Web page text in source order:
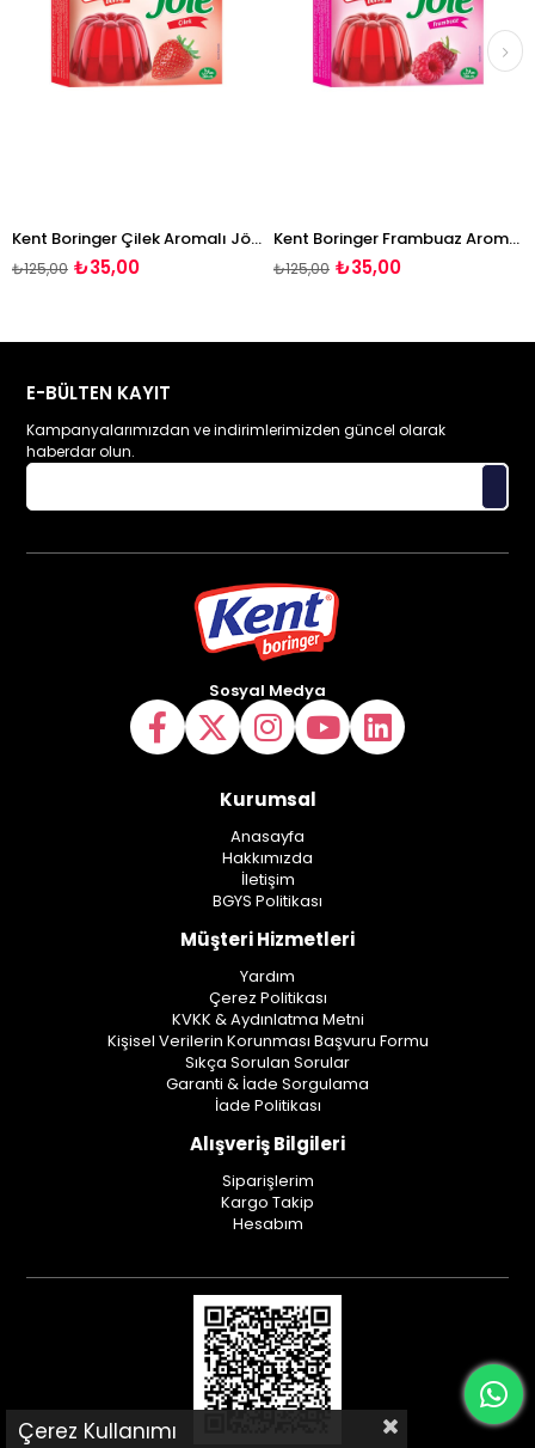
Kent Boringer Çilek Aromalı Jöle 85g
₺35,00
Kent Boringer Frambuaz Aromalı Jöle 85g
₺35,00
₺125,00
E-BÜLTEN KAYIT
Kampanyalarımızdan ve indirimlerimizden güncel olarak
haberdar olun.
Sosyal Medya
Kurumsal
Anasayfa
Hakkımızda
İletişim
BGYS Politikası
Müşteri Hizmetleri
Yardım
Çerez Politikası
KVKK & Aydınlatma Metni
Kişisel Verilerin Korunması Başvuru Formu
Sıkça Sorulan Sorular
Garanti & İade Sorgulama
İade Politikası
Alışveriş Bilgileri
Siparişlerim
Kargo Takip
Hesabım
Çerez Kullanımı